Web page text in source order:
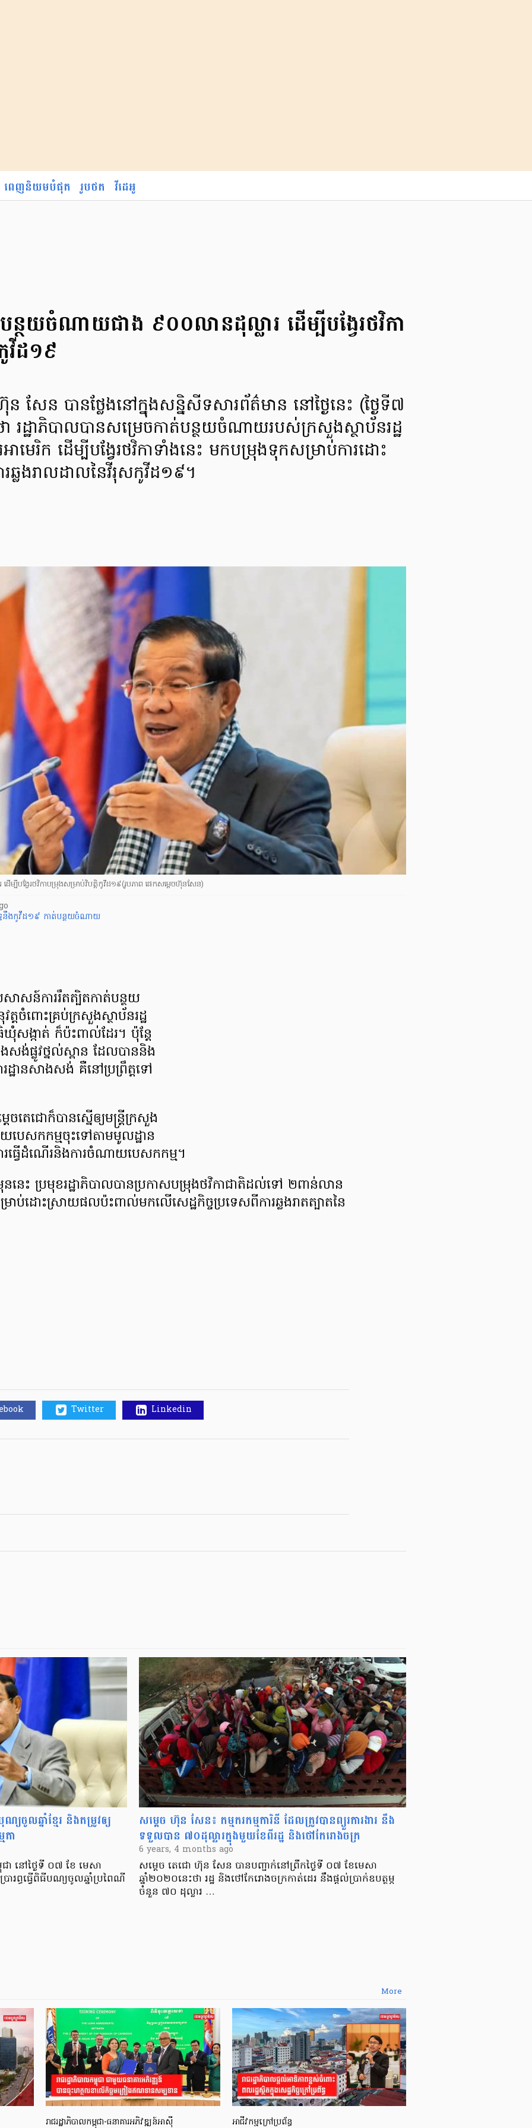
ពេញនិយមបំផុត រូបថត វីដេអូ
បន្ថយចំណាយជាង ៩០០លានដុល្លារ ដើម្បីបង្វែរថវិកា
វីដ១៩
ន សែន បានថ្លែងនៅក្នុងសន្និសីទសារព័ត៌មាន នៅថ្ងៃនេះ (ថ្ងៃទី៧
រដ្ឋាភិបាលបានសម្រេចកាត់បន្ថយចំណាយរបស់ក្រសួងស្ថាប័នរដ្ឋ
េរិក ដើម្បីបង្វែរថវិកាទាំងនេះ មកបម្រុងទុកសម្រាប់ការដោះ
លងរាលដាលនៃវីរុសកូវីដ១៩។
ម្បីបង្វែរថវិកាបម្រុងសម្រាប់វិបត្តិកូវីដ១៩(រូបភាព ផេកសម្តេចហ៊ុនសែន)
នឹងកូវីដ១៩ កាត់បន្ថយចំណាយ
សាសន៍​ការរឹតត្បិត​កាត់បន្ថយ​
ត​ចំពោះ​គ្រប់ក្រសួង​ស្ថាប័នរដ្ឋ​
ង្កាត់ ក៏ប៉ះពាល់ដែរ។ ប៉ុន្តែ
ង់​ផ្លូវថ្នល់​ស្ពាន ដែលបាន​និង
ដ្ឋាន​សាងសង់ គឺ​នៅ​ប្រព្រឹត្តទៅ​
េចតេជោ​ក៏បាន​ស្នើ​ឲ្យ​មន្ត្រី​ក្រសួង
ថយ​បេសកកម្ម​ចុះ​ទៅ​តាម​មូលដ្ឋាន
ធ្វើដំណើរនិងការចំណាយ​បេសកកម្ម។
ននេះ ប្រមុខ​រដ្ឋាភិបាល​បានប្រកាស​បម្រុង​ថវិកា​ជាតិ​ដល់ទៅ ២ពាន់លាន
រាប់​ដោះស្រាយ​ផល​ប៉ះពាល់​មក​លើ​សេដ្ឋកិច្ច​ប្រទេស​ ពី​ការឆ្លងរាតត្បាត​នៃ​
Twitter Linkedin
ចូលឆ្នាំខ្មែរ និងតម្រូវឲ្យ
តា
ជា នៅថ្ងៃទី ០៧ ខែ មេសា
រារព្ធធ្វើពិធីបណ្យចូលឆ្នាំប្រពៃណី
សម្តេច ហ៊ុន សែន៖ កម្មករកម្មការិនី ដែលត្រូវបានព្យួរការងារ នឹង
ទទួលបាន ៧០ដុល្លារក្នុងមួយខែពីរដ្ឋ និងថៅកែរោងចក្រ​
6 years, 4 months ago
សម្តេច តេជោ ហ៊ុន សែន បានបញ្ជាក់នៅព្រឹកថ្ងៃទី ០៧ ខែមេសា
ឆ្នាំ២០២០នេះថា រដ្ឋ និងថៅកែរោងចក្រកាត់ដេរ នឹងផ្ដល់ប្រាក់ឧបត្ថម្ភ
ចំនួន ៧០ ដុល្លារ …
More
រាជរដ្ឋាភិបាលកម្ពុជា-ធនាគារអភិវឌ្ឍន៍អាស៊ី អាជីវកម្មក្រៅប្រព័ន្ធ